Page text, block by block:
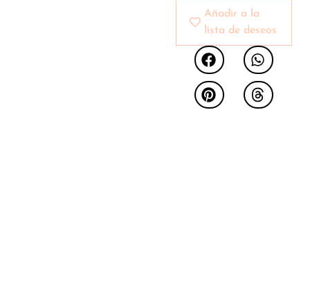
Añadir a la
lista de deseos